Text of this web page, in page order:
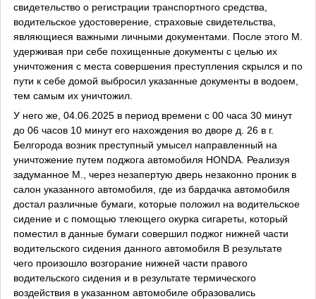
свидетельство о регистрации транспортного средства,
водительское удостоверение, страховые свидетельства,
являющиеся важными личными документами. После этого М.
удерживая при себе похищенные документы с целью их
уничтожения с места совершения преступления скрылся и по
пути к себе домой выбросил указанные документы в водоем,
тем самым их уничтожил.
У него же, 04.06.2025 в период времени с 00 часа 30 минут
до 06 часов 10 минут его нахождения во дворе д. 26 в г.
Белгорода возник преступный умысел направленный на
уничтожение путем поджога автомобиля HONDA. Реализуя
задуманное М., через незапертую дверь незаконно проник в
салон указанного автомобиля, где из бардачка автомобиля
достал различные бумаги, которые положил на водительское
сидение и с помощью тлеющего окурка сигареты, который
поместил в данные бумаги совершил поджог нижней части
водительского сидения данного автомобиля В результате
чего произошло возгорание нижней части правого
водительского сидения и в результате термического
воздействия в указанном автомобиле образовались